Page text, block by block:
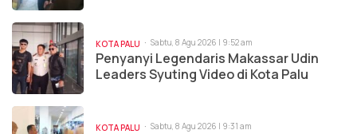
KOTA PALU Sabtu, 8 Agu 2026 | 9:52 am
Penyanyi Legendaris Makassar Udin
Leaders Syuting Video di Kota Palu
KOTA PALU Sabtu, 8 Agu 2026 | 9:31 am